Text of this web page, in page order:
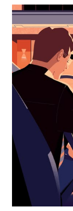
βέλος
να
μετακινηθείτε
στο
ημερολόγιο
και
να
επιλέξετε
μια
ημερομηνία.
Πατήστε
πλήκτρο
escape
για
να
κλείσετε
ημερολόγιο.